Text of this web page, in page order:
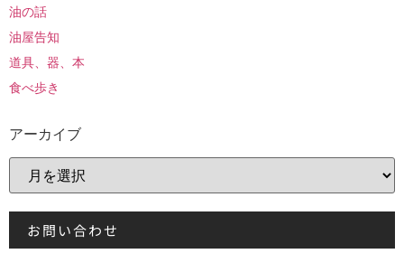
油の話
油屋告知
道具、器、本
食べ歩き
アーカイブ
お問い合わせ